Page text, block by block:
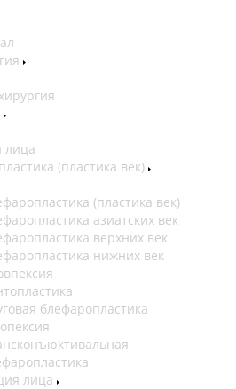
лица
(пластика век)
(пластика век)
азиатских век
верхних век
нижних век
блефаропластика
лица